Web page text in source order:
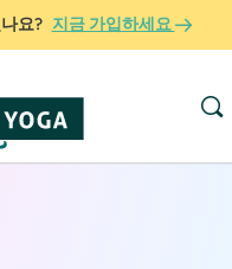
요? 지금 가입하세요